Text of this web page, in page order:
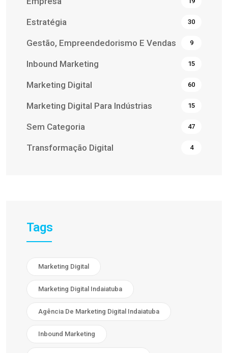
Estratégia 30
Gestão, Empreendedorismo E Vendas 9
Inbound Marketing 15
Marketing Digital 60
Marketing Digital Para Indústrias 15
Sem Categoria 47
Transformação Digital 4
Tags
Marketing Digital
Marketing Digital Indaiatuba
Agência De Marketing Digital Indaiatuba
Inbound Marketing